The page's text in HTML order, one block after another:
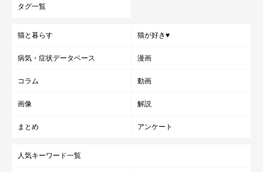
タグ一覧
猫と暮らす 猫が好き♥
病気・症状データベース 漫画
コラム 動画
画像 解説
まとめ アンケート
人気キーワード一覧